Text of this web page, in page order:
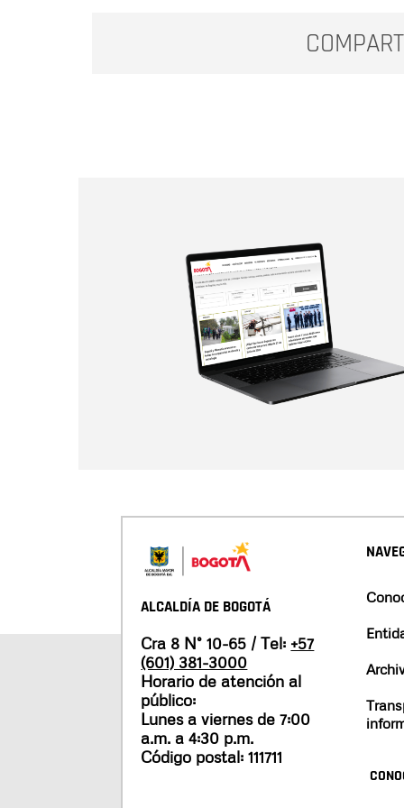
ALCALDÍA DE BOGOTÁ
Cra 8 N° 10-65 / Tel: +57
(601) 381-3000
Horario de atención al
público:
Lunes a viernes de 7:00
a.m. a 4:30 p.m.
Código postal: 111711